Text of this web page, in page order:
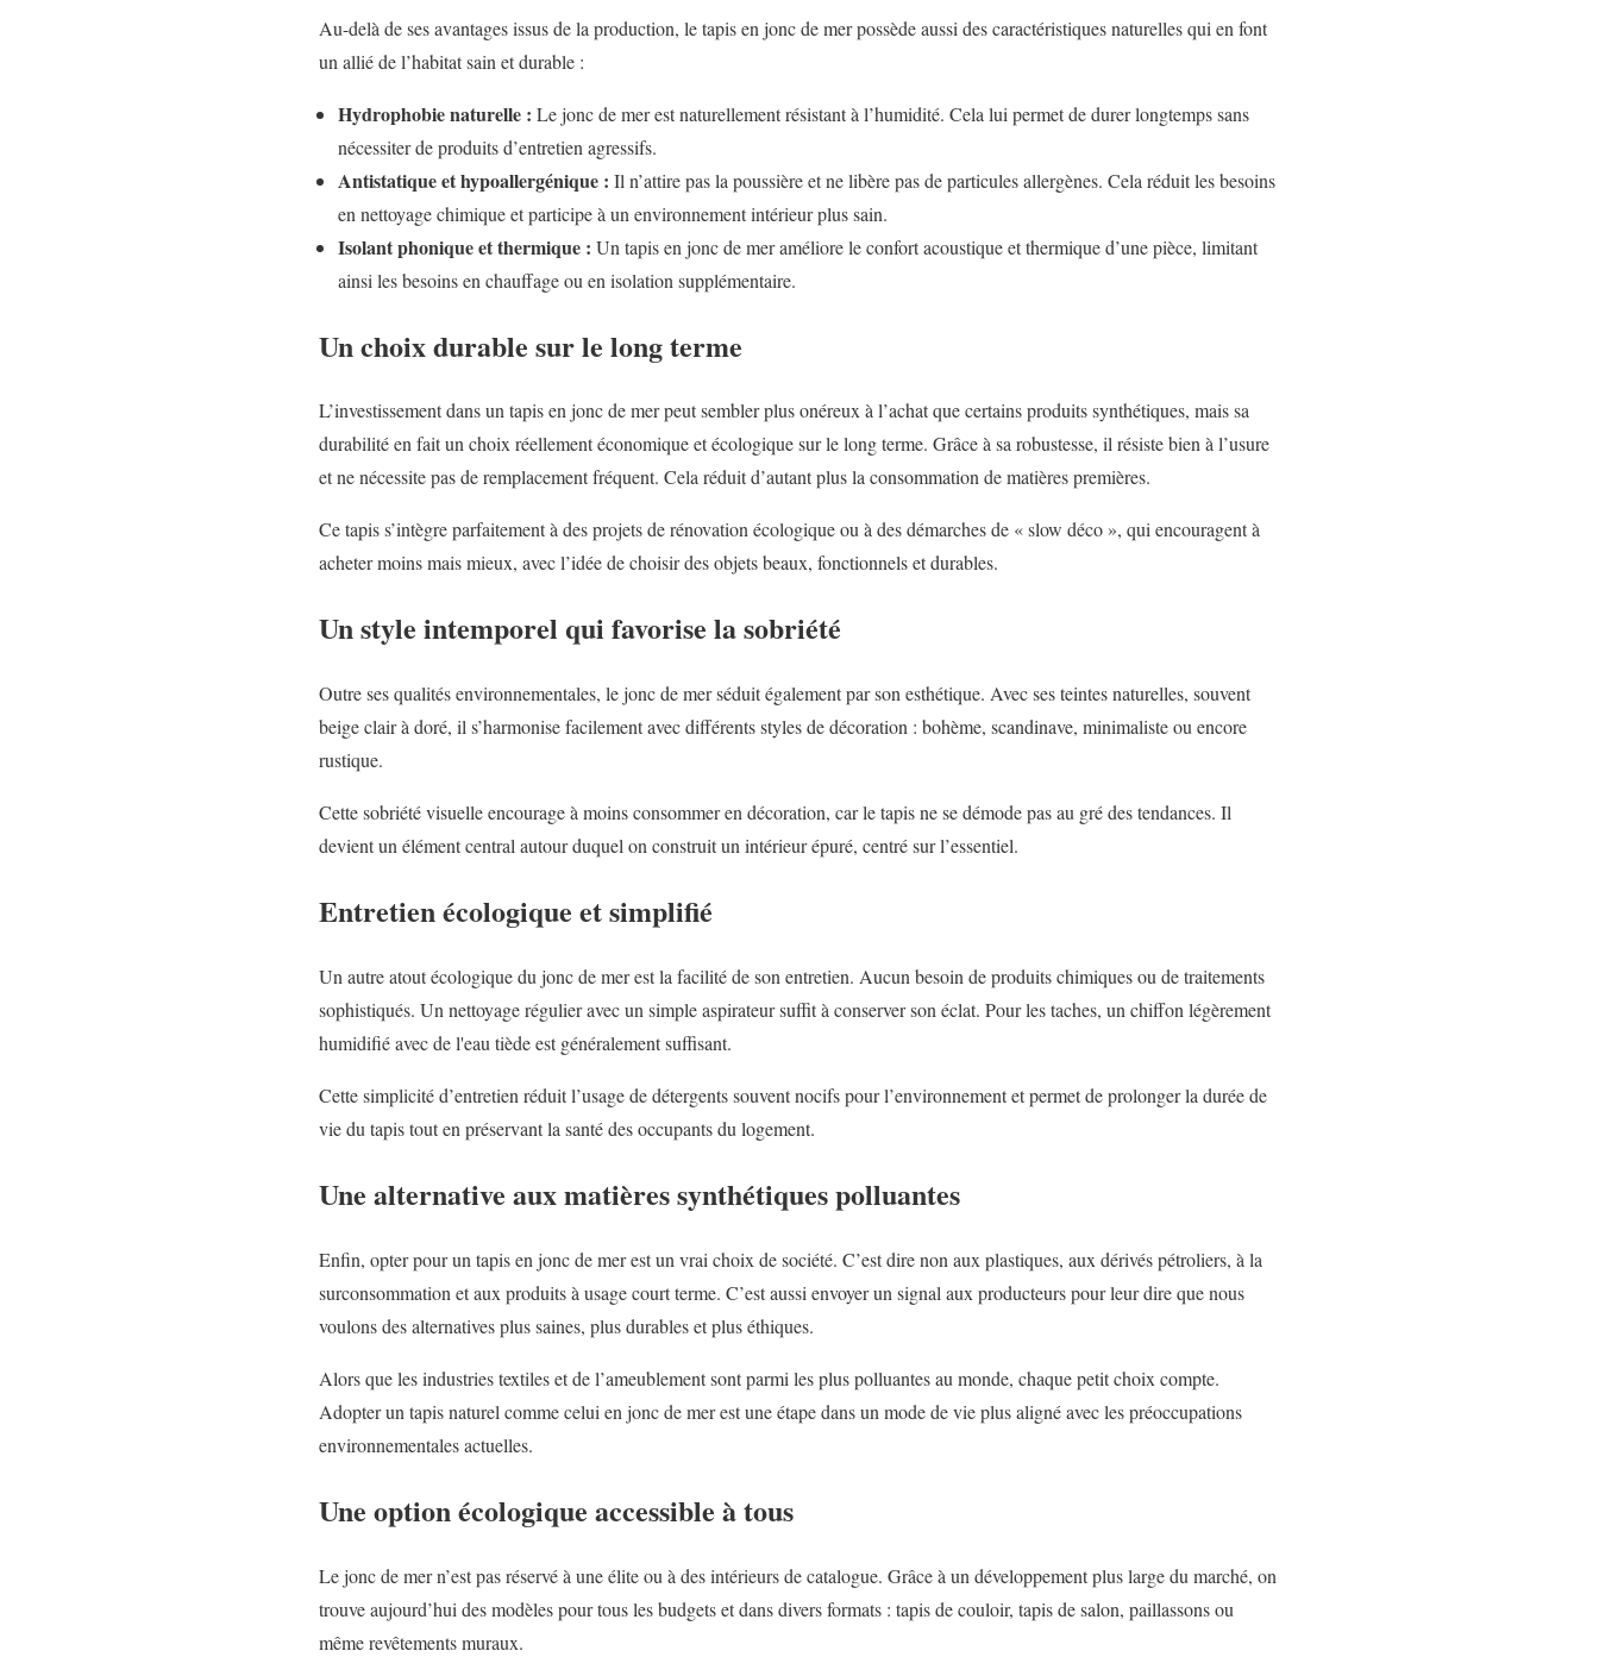
Au-delà de ses avantages issus de la production, le tapis en jonc de mer possède aussi des caractéristiques naturelles qui en font
un allié de l’habitat sain et durable :
Hydrophobie naturelle : Le jonc de mer est naturellement résistant à l’humidité. Cela lui permet de durer longtemps sans
nécessiter de produits d’entretien agressifs.
Antistatique et hypoallergénique : Il n’attire pas la poussière et ne libère pas de particules allergènes. Cela réduit les besoins
en nettoyage chimique et participe à un environnement intérieur plus sain.
Isolant phonique et thermique : Un tapis en jonc de mer améliore le confort acoustique et thermique d’une pièce, limitant
ainsi les besoins en chauffage ou en isolation supplémentaire.
Un choix durable sur le long terme
L’investissement dans un tapis en jonc de mer peut sembler plus onéreux à l’achat que certains produits synthétiques, mais sa
durabilité en fait un choix réellement économique et écologique sur le long terme. Grâce à sa robustesse, il résiste bien à l’usure
et ne nécessite pas de remplacement fréquent. Cela réduit d’autant plus la consommation de matières premières.
Ce tapis s’intègre parfaitement à des projets de rénovation écologique ou à des démarches de « slow déco », qui encouragent à
acheter moins mais mieux, avec l’idée de choisir des objets beaux, fonctionnels et durables.
Un style intemporel qui favorise la sobriété
Outre ses qualités environnementales, le jonc de mer séduit également par son esthétique. Avec ses teintes naturelles, souvent
beige clair à doré, il s’harmonise facilement avec différents styles de décoration : bohème, scandinave, minimaliste ou encore
rustique.
Cette sobriété visuelle encourage à moins consommer en décoration, car le tapis ne se démode pas au gré des tendances. Il
devient un élément central autour duquel on construit un intérieur épuré, centré sur l’essentiel.
Entretien écologique et simplifié
Un autre atout écologique du jonc de mer est la facilité de son entretien. Aucun besoin de produits chimiques ou de traitements
sophistiqués. Un nettoyage régulier avec un simple aspirateur suffit à conserver son éclat. Pour les taches, un chiffon légèrement
humidifié avec de l'eau tiède est généralement suffisant.
Cette simplicité d’entretien réduit l’usage de détergents souvent nocifs pour l’environnement et permet de prolonger la durée de
vie du tapis tout en préservant la santé des occupants du logement.
Une alternative aux matières synthétiques polluantes
Enfin, opter pour un tapis en jonc de mer est un vrai choix de société. C’est dire non aux plastiques, aux dérivés pétroliers, à la
surconsommation et aux produits à usage court terme. C’est aussi envoyer un signal aux producteurs pour leur dire que nous
voulons des alternatives plus saines, plus durables et plus éthiques.
Alors que les industries textiles et de l’ameublement sont parmi les plus polluantes au monde, chaque petit choix compte.
Adopter un tapis naturel comme celui en jonc de mer est une étape dans un mode de vie plus aligné avec les préoccupations
environnementales actuelles.
Une option écologique accessible à tous
Le jonc de mer n’est pas réservé à une élite ou à des intérieurs de catalogue. Grâce à un développement plus large du marché, on
trouve aujourd’hui des modèles pour tous les budgets et dans divers formats : tapis de couloir, tapis de salon, paillassons ou
même revêtements muraux.